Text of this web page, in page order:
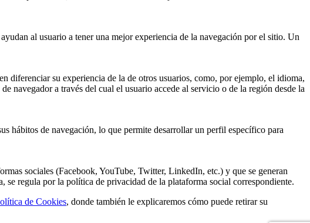
al usuario a tener una mejor experiencia de la navegación por el sitio. Un
diferenciar su experiencia de la de otros usuarios, como, por ejemplo, el idioma,
navegador a través del cual el usuario accede al servicio o de la región desde la
hábitos de navegación, lo que permite desarrollar un perfil específico para
sociales (Facebook, YouTube, Twitter, LinkedIn, etc.) y que se generan
se regula por la política de privacidad de la plataforma social correspondiente.
de Cookies, donde también le explicaremos cómo puede retirar su